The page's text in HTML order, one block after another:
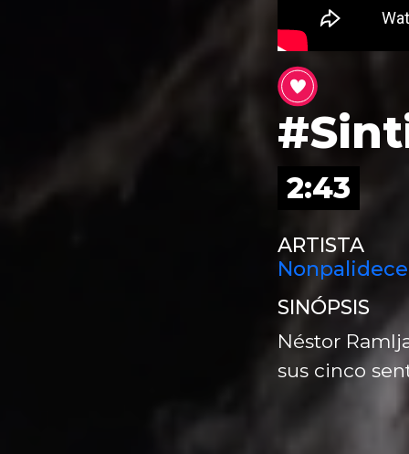
2:43
ARTISTA
Nonpalidece
SINÓPSIS
Néstor
sus cinco